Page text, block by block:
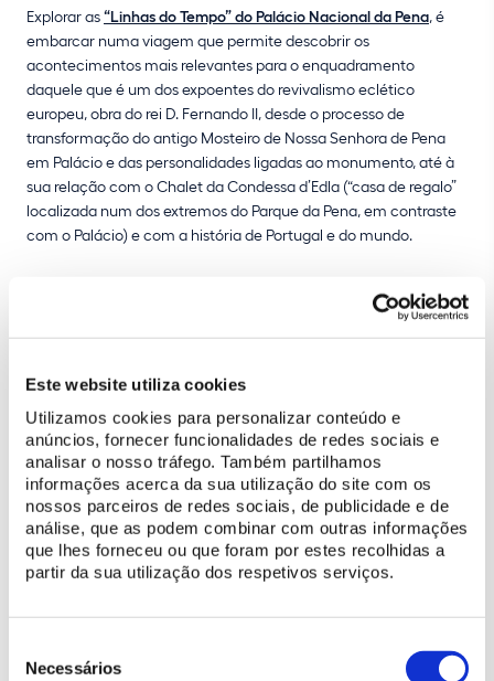
Este website utiliza cookies
Utilizamos cookies para personalizar conteúdo e
anúncios, fornecer funcionalidades de redes sociais e
analisar o nosso tráfego. Também partilhamos
informações acerca da sua utilização do site com os
nossos parceiros de redes sociais, de publicidade e de
análise, que as podem combinar com outras informações
que lhes forneceu ou que foram por estes recolhidas a
partir da sua utilização dos respetivos serviços.
Necessários
Explorar as“Linhas do Tempo” do Palácio Nacional da Pena, é
embarcar numa viagem que permite descobrir os
acontecimentos mais relevantes para o enquadramento
daquele que é um dos expoentes do revivalismo eclético
europeu, obra do rei D. Fernando II, desde o processo de
transformação do antigo Mosteiro de Nossa Senhora de Pena
em Palácio e das personalidades ligadas ao monumento, até à
sua relação com o Chalet da Condessa d’Edla (“casa de regalo”
localizada num dos extremos do Parque da Pena, em contraste
com o Palácio) e com a história de Portugal e do mundo.
as histórias da Casa do Infantado; do Palácio; dos reis e das
vivências e dos gostos da época, materializados na exuberância
rococó e neoclássica e de jardins “à francesa” da segunda
metade do século XVIII em Portugal.
Brevemente, esta experiência digital estará disponível para o
Palácio de Monserrate. De momento, as “Linhas do Tempo”
apresentam-se apenas em português, mas, futuramente, será
possível consultá-las também em inglês.